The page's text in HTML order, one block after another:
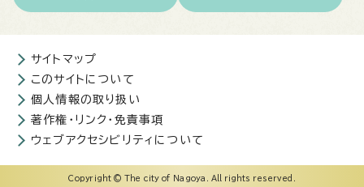
サイトマップ
このサイトについて
個人情報の取り扱い
著作権・リンク・免責事項
ウェブアクセシビリティについて
Copyright © The city of Nagoya. All rights reserved.